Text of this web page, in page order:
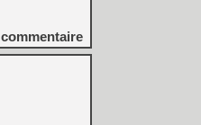
commentaire